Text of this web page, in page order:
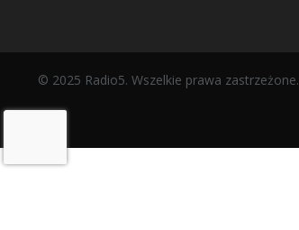
© 2025 Radio5. Wszelkie prawa zastrzeżone.